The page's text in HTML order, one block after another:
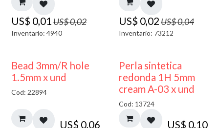
US$ 0,01US$0,02
Inventario: 4940
US$ 0,02US$0,04
Inventario: 73212
Bead 3mm/R hole
1.5mm x und
Cod: 22894
US$ 0,06
Perla sintetica
redonda 1H 5mm
cream A-03 x und
Cod: 13724
US$ 0,10